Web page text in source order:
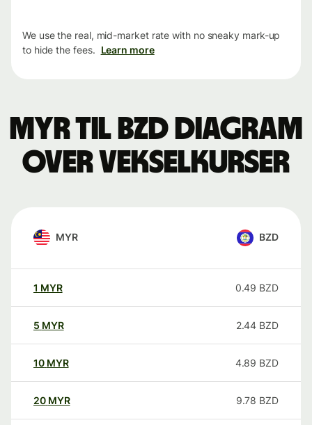
We use the real, mid-market rate with no sneaky mark-up
to hide the fees. Learn more
MYR til BZD Diagram
over vekselkurser
MYR BZD
1 MYR 0.49 BZD
5 MYR 2.44 BZD
10 MYR 4.89 BZD
20 MYR 9.78 BZD